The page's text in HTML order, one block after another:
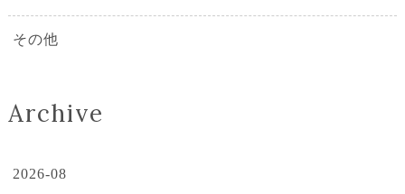
その他
Archive
2026-08